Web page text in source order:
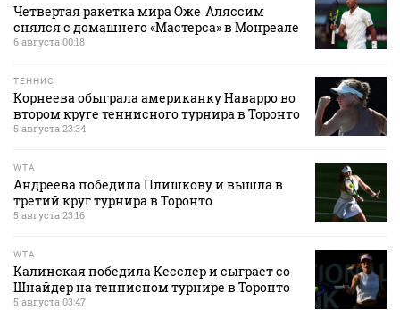
Четвертая ракетка мира Оже‑Аляссим
снялся с домашнего «Мастерса» в Монреале
6 августа 00:18
ТЕННИС
Корнеева обыграла американку Наварро во
втором круге теннисного турнира в Торонто
5 августа 23:34
WTA
Андреева победила Плишкову и вышла в
третий круг турнира в Торонто
5 августа 23:16
WTA
Калинская победила Кесслер и сыграет со
Шнайдер на теннисном турнире в Торонто
5 августа 03:47